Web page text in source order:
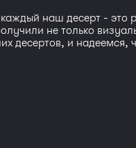
наш десерт - это
не только
и надеемся,